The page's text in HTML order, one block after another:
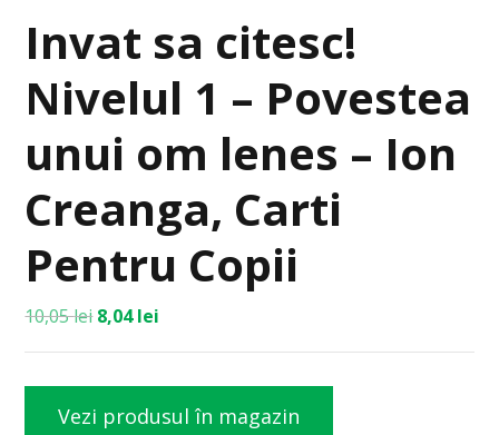
Invat sa citesc!
Nivelul 1 – Povestea
unui om lenes – Ion
Creanga, Carti
Pentru Copii
10,05lei 8,04lei
Vezi produsul în magazin